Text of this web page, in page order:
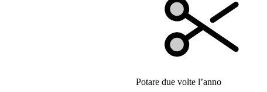
Potare due volte l’anno